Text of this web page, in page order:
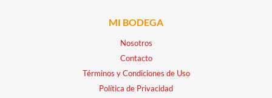
MI BODEGA
Nosotros
Contacto
Términos y Condiciones de Uso
Política de Privacidad